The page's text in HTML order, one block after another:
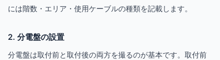
には階数・エリア・使用ケーブルの種類を記載します。
2. 分電盤の設置
分電盤は取付前と取付後の両方を撮るのが基本です。取付前